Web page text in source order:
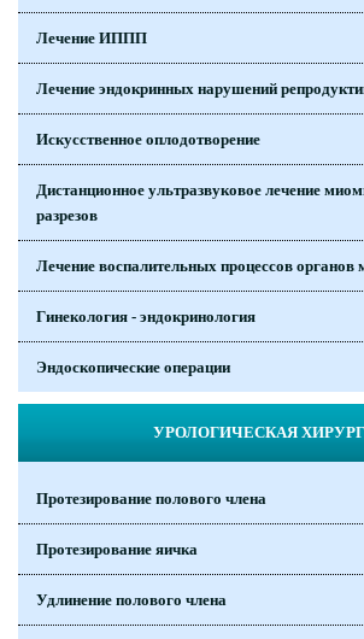
Лечение ИППП
Лечение эндокринных нарушений
Искусственное оплодотворение
Дистанционное ультразвуковое лечение
разрезов
Лечение воспалительных процессов органов
Гинекология - эндокринология
Эндоскопические операции
УРОЛОГИЧЕСКАЯ
Протезирование полового члена
Протезирование яичка
Удлинение полового члена